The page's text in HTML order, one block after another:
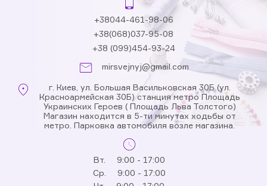
+38044-461-98-06
+38(068)037-95-08
+38 (099)454-93-24
mirsvejnyj@gmail.com
г. Киев, ул. Большая Васильковская 30Б (ул.
Красноармейская 30Б) станция метро Площадь
Украинских Героев ( Площадь Льва Толстого)
Магазин находится в 5-ти минутах ходьбы от
метро. Парковка автомобиля возле магазина.
Вт.
9:00 - 17:00
Ср.
9:00 - 17:00